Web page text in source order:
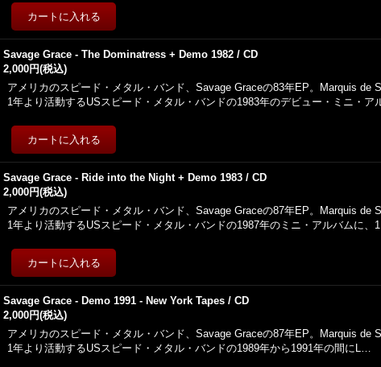
Savage Grace - The Dominatress + Demo 1982 / CD
2,000円(税込)
アメリカのスピード・メタル・バンド、Savage Graceの83年EP。Marquis de
1年より活動するUSスピード・メタル・バンドの1983年のデビュー・ミニ・ア
Savage Grace - Ride into the Night + Demo 1983 / CD
2,000円(税込)
アメリカのスピード・メタル・バンド、Savage Graceの87年EP。Marquis de
1年より活動するUSスピード・メタル・バンドの1987年のミニ・アルバムに、
Savage Grace - Demo 1991 - New York Tapes / CD
2,000円(税込)
アメリカのスピード・メタル・バンド、Savage Graceの87年EP。Marquis de
1年より活動するUSスピード・メタル・バンドの1989年から1991年の間にL…